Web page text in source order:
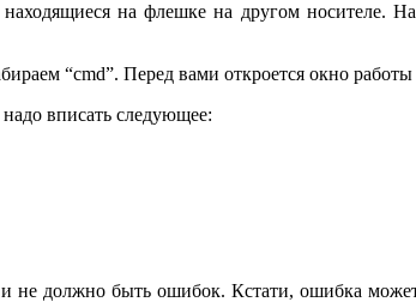
на флешке на другом носителе.
“cmd”. Перед вами откроется окно
вписать следующее:
не должно быть ошибок. Кстати, ошибка